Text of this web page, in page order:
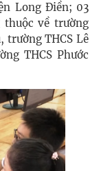
Long Điền; 03
về trường
trường THCS Lê
THCS Phước